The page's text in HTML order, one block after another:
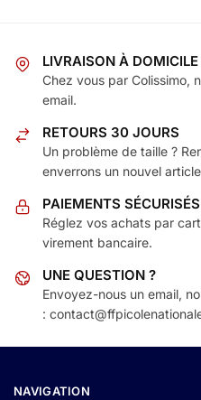
LIVRAISON À DOMICILE
Chez vous par Colissimo,
email.
RETOURS 30 JOURS
Un problème de taille ?
enverrons un nouvel
PAIEMENTS SÉCURISÉS
Réglez vos achats par
virement bancaire.
UNE QUESTION ?
Envoyez-nous un email,
:
NAVIGATION